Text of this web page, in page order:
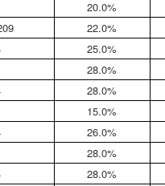
20.0%
22.0%
25.0%
28.0%
28.0%
15.0%
26.0%
28.0%
28.0%